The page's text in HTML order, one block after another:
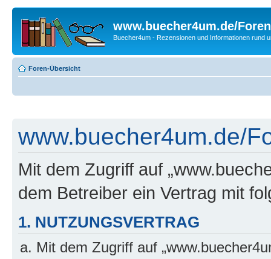
www.buecher4um.de/Foren
Buecher4um - Rezensionen und Informationen rund
Foren-Übersicht
www.buecher4um.de/
Mit dem Zugriff auf
dem Betreiber ein Vertrag mit
1. NUTZUNGSVERTRAG
Mit dem Zugriff auf